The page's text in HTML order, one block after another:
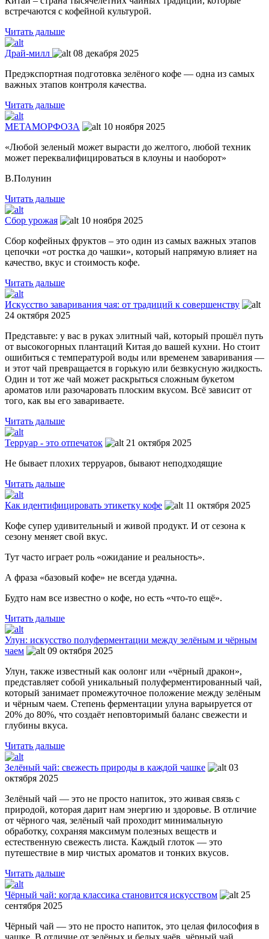
встречаются с кофейной культурой.
Читать дальше
Драй-милл
08 декабря 2025
Предэкспортная подготовка зелёного кофе — одна из самых
важных этапов контроля качества.
Читать дальше
МЕТАМОРФОЗА
10 ноября 2025
«Любой зеленый может вырасти до желтого, любой техник
может переквалифицироваться в клоуны и наоборот»
В.Полунин
Читать дальше
Сбор урожая
10 ноября 2025
Сбор кофейных фруктов – это один из самых важных этапов
цепочки «от ростка до чашки», который напрямую влияет на
качество, вкус и стоимость кофе.
Читать дальше
Искусство заваривания чая: от традиций к совершенству
24 октября 2025
Представьте: у вас в руках элитный чай, который прошёл путь
от высокогорных плантаций Китая до вашей кухни. Но стоит
ошибиться с температурой воды или временем заваривания —
и этот чай превращается в горькую или безвкусную жидкость.
Один и тот же чай может раскрыться сложным букетом
ароматов или разочаровать плоским вкусом. Всё зависит от
того, как вы его завариваете.
Читать дальше
Терруар - это отпечаток
21 октября 2025
Не бывает плохих терруаров, бывают неподходящие
Читать дальше
Как идентифицировать этикетку кофе
11 октября 2025
Кофе супер удивительный и живой продукт. И от сезона к
сезону меняет свой вкус.
Тут часто играет роль «ожидание и реальность».
А фраза «базовый кофе» не всегда удачна.
Будто нам все известно о кофе, но есть «что-то ещё».
Читать дальше
Улун: искусство полуферментации между зелёным и чёрным
чаем
09 октября 2025
Улун, также известный как оолонг или «чёрный дракон»,
представляет собой уникальный полуферментированный чай,
который занимает промежуточное положение между зелёным
и чёрным чаем. Степень ферментации улуна варьируется от
20% до 80%, что создаёт неповторимый баланс свежести и
глубины вкуса.
Читать дальше
Зелёный чай: свежесть природы в каждой чашке
03
октября 2025
Зелёный чай — это не просто напиток, это живая связь с
природой, которая дарит нам энергию и здоровье. В отличие
от чёрного чая, зелёный чай проходит минимальную
обработку, сохраняя максимум полезных веществ и
естественную свежесть листа. Каждый глоток — это
путешествие в мир чистых ароматов и тонких вкусов.
Читать дальше
Чёрный чай: когда классика становится искусством
25
сентября 2025
Чёрный чай — это не просто напиток, это целая философия в
чашке. В отличие от зелёных и белых чаёв, чёрный чай